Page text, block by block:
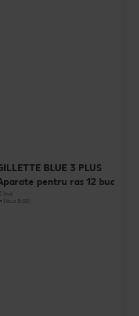
BLUE 3 PLUS
pentru ras 12 buc
12 buc
(=1 buc 3.00)